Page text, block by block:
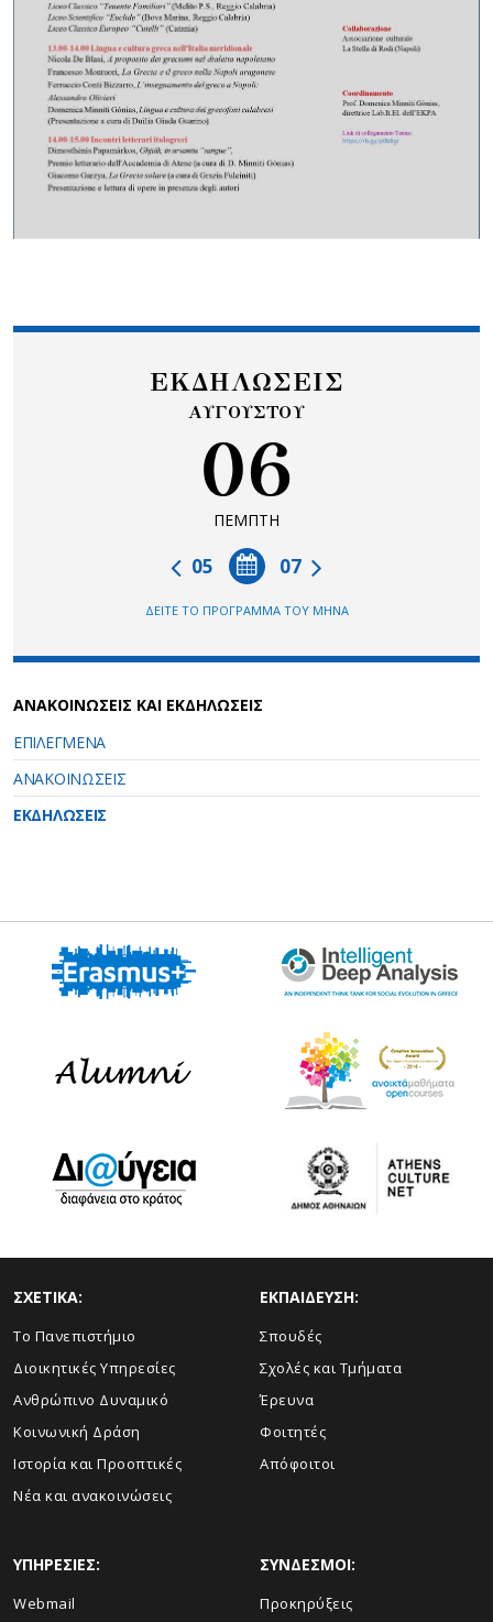
ΕΚΔΗΛΩΣΕΙΣ
ΑΥΓΟΥΣΤΟΥ
06
ΠΕΜΠΤΗ
07
05
ΔΕΙΤΕ ΤΟ ΠΡΟΓΡΑΜΜΑ ΤΟΥ ΜΗΝΑ
ΑΝΑΚΟΙΝΩΣΕΙΣ ΚΑΙ ΕΚΔΗΛΩΣΕΙΣ
ΕΠΙΛΕΓΜΕΝΑ
ΑΝΑΚΟΙΝΩΣΕΙΣ
ΕΚΔΗΛΩΣΕΙΣ
ΣΧΕΤΙΚΑ:
Το Πανεπιστήμιο
Διοικητικές Υπηρεσίες
Ανθρώπινο Δυναμικό
Κοινωνική Δράση
Ιστορία και Προοπτικές
Νέα και ανακοινώσεις
ΕΚΠΑΙΔΕΥΣΗ:
Σπουδές
Σχολές και Τμήματα
Έρευνα
Φοιτητές
Απόφοιτοι
ΥΠΗΡΕΣΙΕΣ:
Webmail
ΣΥΝΔΕΣΜΟΙ:
Προκηρύξεις